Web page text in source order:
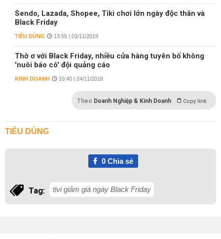
Sendo, Lazada, Shopee, Tiki chơi lớn ngày độc thân và
Black Friday
TIÊU DÙNG 13:55 | 03/11/2019
Thờ ơ với Black Friday, nhiều cửa hàng tuyên bố không
'nuôi báo cô' đội quảng cáo
KINH DOANH 10:40 | 24/11/2018
Theo Doanh Nghiệp & Kinh Doanh Copy link
TIÊU DÙNG
0Chia sẻ
Tag: tivi giảm giá ngày Black Friday